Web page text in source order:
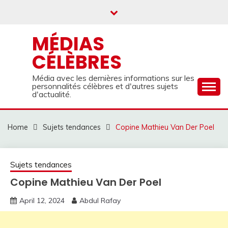
MÉDIAS
CÉLÈBRES
Média avec les dernières informations sur les
personnalités célèbres et d'autres sujets
d'actualité.
Home Sujets tendances Copine Mathieu Van Der Poel
Sujets tendances
Copine Mathieu Van Der Poel
April 12, 2024 Abdul Rafay